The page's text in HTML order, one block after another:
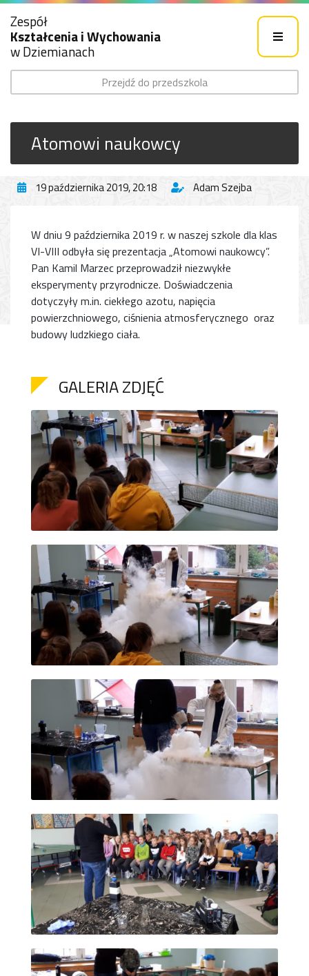
Zespół
Kształcenia i Wychowania
w Dziemianach
Przejdź do przedszkola
Atomowi naukowcy
19 października 2019, 20:18 Adam Szejba
W dniu 9 października 2019 r. w naszej szkole dla klas
VI-VIII odbyła się prezentacja „Atomowi naukowcy”.
Pan Kamil Marzec przeprowadził niezwykłe
eksperymenty przyrodnicze. Doświadczenia
dotyczyły m.in. ciekłego azotu, napięcia
powierzchniowego, ciśnienia atmosferycznego oraz
budowy ludzkiego ciała.
GALERIA ZDJĘĆ